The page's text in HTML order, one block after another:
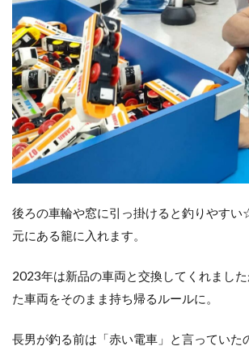
後ろの車輪や窓に引っ掛けると釣りやす
元にある籠に入れます。
2023年は新品の車両と交換してくれまし
た車両をそのまま持ち帰るルールに。
長男が釣る前は「赤い電車」と言っていた